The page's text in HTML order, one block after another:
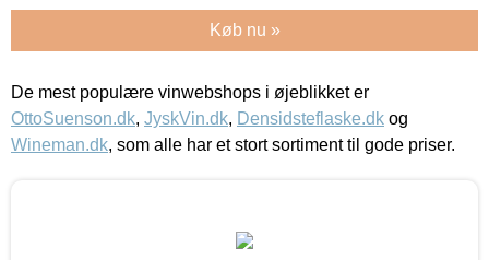
Køb nu »
De mest populære vinwebshops i øjeblikket er
OttoSuenson.dk, JyskVin.dk, Densidsteflaske.dk og
Wineman.dk, som alle har et stort sortiment til gode priser.